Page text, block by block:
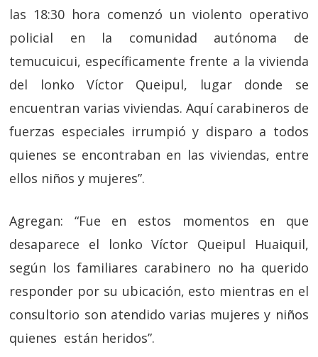
las 18:30 hora comenzó un violento operativo
policial en la comunidad autónoma de
temucuicui, específicamente frente a la vivienda
del lonko Víctor Queipul, lugar donde se
encuentran varias viviendas. Aquí carabineros de
fuerzas especiales irrumpió y disparo a todos
quienes se encontraban en las viviendas, entre
ellos niños y mujeres”.
Agregan: “Fue en estos momentos en que
desaparece el lonko Víctor Queipul Huaiquil,
según los familiares carabinero no ha querido
responder por su ubicación, esto mientras en el
consultorio son atendido varias mujeres y niños
quienes están heridos”.